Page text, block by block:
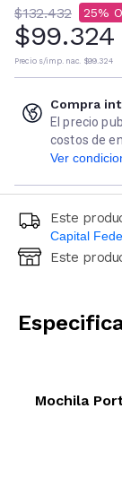
$132.432 25
$99.324
Precio s/imp. nac. $99.324
Compra
El precio
costos de
Ver
Este
Capital
Ingresá
Este
Mochila